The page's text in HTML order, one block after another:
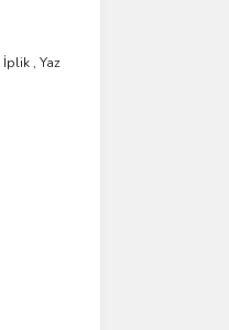
İplik ,Yaz